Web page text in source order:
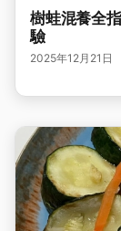
樹蛙混養全
驗
2025年12月21日